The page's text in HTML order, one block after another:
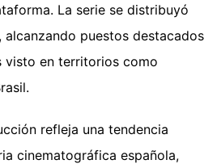
La serie se distribuyó
alcanzando puestos destacados
visto en territorios como
refleja una tendencia
cinematográfica española,